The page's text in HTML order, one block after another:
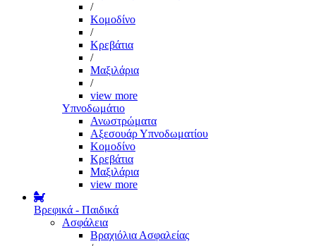
/
Κομοδίνο
/
Κρεβάτια
/
Μαξιλάρια
/
view more
Υπνοδωμάτιο
Ανωστρώματα
Αξεσουάρ Υπνοδωματίου
Κομοδίνο
Κρεβάτια
Μαξιλάρια
view more
Βρεφικά - Παιδικά
Ασφάλεια
Βραχιόλια Ασφαλείας